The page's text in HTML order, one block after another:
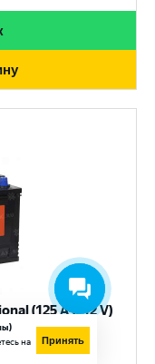
(125 Ач, 12 V)
на
Принять